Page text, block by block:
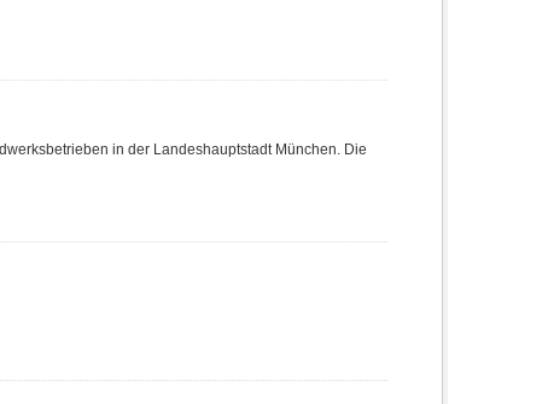
in der Landeshauptstadt München. Die